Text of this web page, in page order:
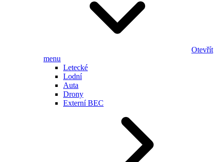
Otevřít
menu
Letecké
Lodní
Auta
Drony
Externí BEC